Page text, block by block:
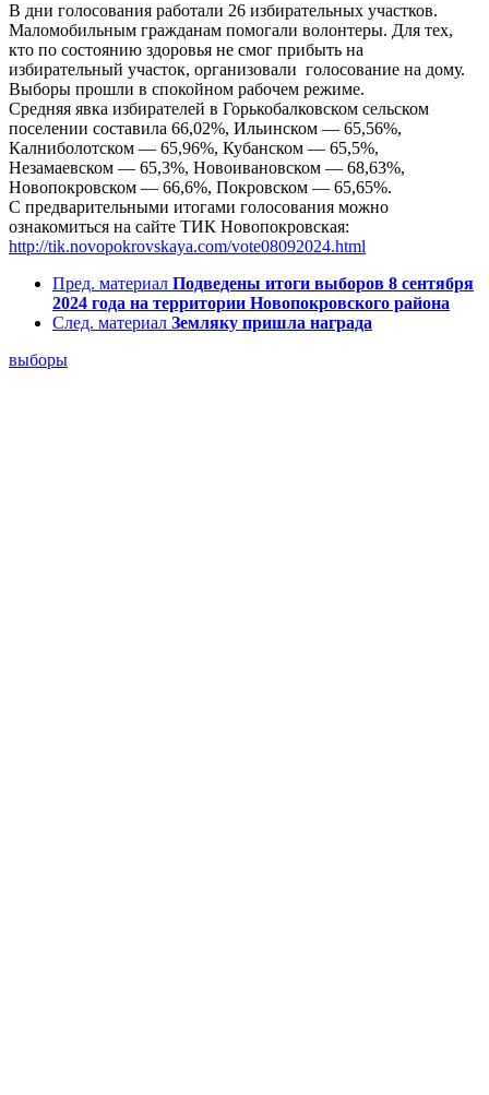
В дни голосования работали 26 избирательных участков.
Маломобильным гражданам помогали волонтеры. Для тех,
кто по состоянию здоровья не смог прибыть на
избирательный участок, организовали голосование на дому.
Выборы прошли в спокойном рабочем режиме.
Средняя явка избирателей в Горькобалковском сельском
поселении составила 66,02%, Ильинском — 65,56%,
Калниболотском — 65,96%, Кубанском — 65,5%,
Незамаевском — 65,3%, Новоивановском — 68,63%,
Новопокровском — 66,6%, Покровском — 65,65%.
С предварительными итогами голосования можно
ознакомиться на сайте ТИК Новопокровская:
http://tik.novopokrovskaya.com/vote08092024.html
Пред. материал Подведены итоги выборов 8 сентября
2024 года на территории Новопокровского района
След. материал Земляку пришла награда
выборы